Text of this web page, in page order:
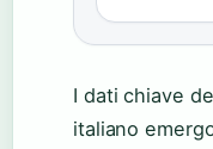
I dati chiave
italiano